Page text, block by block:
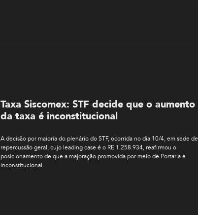
Taxa Siscomex: STF decide que o aumento
da taxa é inconstitucional
A decisão por maioria do plenário do STF, ocorrida no dia 10/4, em sede de
repercussão geral, cujo leading case é o RE 1.258.934, reafirmou o
posicionamento de que a majoração promovida por meio de Portaria é
inconstitucional.